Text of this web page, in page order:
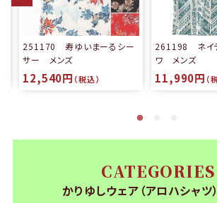
251170 寿ゆいまーるシー
サー メンズ
12,540円 （税込）
261198 ネイ
ワ メンズ
11,990円 （
CATEGORIES
かりゆしウェア（アロハシャツ